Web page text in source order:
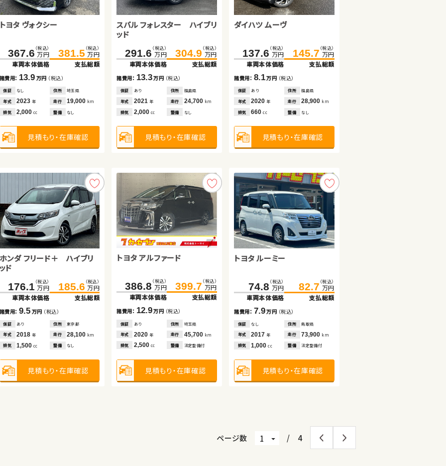
ヨタ ヴォクシー
367.6 （税込）
万円
車両本体価格
381.5 （税込）
万円
支払総額
費用： 13.9 万円 （税込）
保証 なし 住所
埼玉県
年式
2023年 走行 19,000 km
排気
2,000cc 整備 なし
見積もり・在庫確認
スバル フォレスター ハイブリ
ッド
291.6 （税込）
万円
車両本体価格
304.9 （税込）
万円
支払総額
諸費用： 13.3万円 （税込）
保証 あり 住所
福島県
年式
2021 年 走行 24,700 km
排気
2,000 cc 整備 なし
見積もり・在庫確認
ダイハツ ムーヴ
137.6 （税込）
万円
車両本体価格
145.7 （税込）
万円
支払総額
諸費用： 8.1万円 （税込）
保証 あり 住所
福島県
年式
2020年 走行 28,900 km
排気
660cc 整備 なし
見積もり・在庫確認
ンダ フリード＋ ハイブリ
ド
176.1 （税込）
万円
車両本体価格
185.6 （税込）
万円
支払総額
費用：9.5 万円 （税込）
保証 あり 住所
東京都
年式
2018年 走行 28,100 km
排気
1,500cc 整備 なし
見積もり・在庫確認
トヨタ アルファード
386.8 （税込）
万円
車両本体価格
399.7 （税込）
万円
支払総額
諸費用： 12.9万円 （税込）
保証 あり 住所
埼玉県
年式
2020 年 走行 45,700 km
排気
2,500 cc 整備 法定整備付
見積もり・在庫確認
トヨタ ルーミー
74.8 （税込）
万円
車両本体価格
82.7 （税込）
万円
支払総額
諸費用： 7.9万円 （税込）
保証 なし 住所
鳥取県
年式
2017年 走行 73,900 km
排気
1,000cc 整備 法定整備付
見積もり・在庫確認
ヨタ ヴェルファイア
332.2 万円
車両本体価格
344.8
支払総額
費用：12.6 （税込）
保証 あり 住所
秋田県
年式
2019年 走行 75,000km
排気
2,500 cc 整備 法定整備付
ホンダ フィット
149.7 万円
車両本体価格
161.5
支払総額
諸費用：11.8 （税込）
保証 なし 住所
大分県
年式
2024年 走行 47,500km
排気
1,500cc 整備 法定整備付
ホンダ フィット ハイブリッド
167.6 万円
車両本体価格
179.8
支払総額
諸費用：12.2 （税込）
保証 あり 住所
福島県
年式
2023年 走行 38,300km
排気
1,500cc 整備 なし
ズキ アルト ＨＢ
79.0 万円
車両本体価格
支払総額
費用：4.7 万円 （税込）
保証 あり 住所
福岡県
年式
2024年 走行 15,800km
排気
cc 整備 法定整備付
スズキ ワゴンＲ スマイル
170.1 万円
車両本体価格
176.3
支払総額
諸費用：6.2 万円 （税込）
保証 あり 住所
福島県
年式
2023年 走行 15,000km
排気
cc 整備 なし
スバル フォレスター
122.7 万円
車両本体価格
138.4
支払総額
諸費用：15.7 （税込）
保証 なし 住所
埼玉県
年式
2013年 走行 57,700km
排気
2,000cc 整備 なし
産 エクストレイル ハイブ
ッド
253.8 万円
車両本体価格
267.3
支払総額
費用：13.5 （税込）
保証 あり 住所
群馬県
年式
2021年 走行 28,500km
排気
2,000 cc 整備 なし
スズキ ジムニー
218.8 万円
車両本体価格
224.5
支払総額
諸費用：5.7 万円 （税込）
保証 あり 住所
福島県
年式
2023年 走行 11,800km
排気
cc 整備 法定整備付
ホンダ Ｎ ＢＯＸ
190.8 万円
車両本体価格
199.3
支払総額
諸費用：8.5 万円 （税込）
保証 あり 住所
福島県
年式
2026年 走行 100km
排気
cc 整備 なし
ヨタ ヴェルファイア
256.9 万円
車両本体価格
269.3
支払総額
費用：12.4 （税込）
保証 あり 住所
埼玉県
年式
2015年 走行 47,000km
排気
2,500 cc 整備 法定整備付
スズキ アルト ＨＢ
80.8 万円
車両本体価格
支払総額
諸費用：9.1 万円 （税込）
保証 あり 住所
岩手県
年式
2022年 走行 77,000km
排気
cc 整備 法定整備付
日産 エクストレイル
168.0 万円
車両本体価格
180.0
支払総額
諸費用：12.0 （税込）
保証 あり 住所
岡山県
年式
2020年 走行 47,100km
排気
2,000cc 整備 法定整備付
ページ数 / 4